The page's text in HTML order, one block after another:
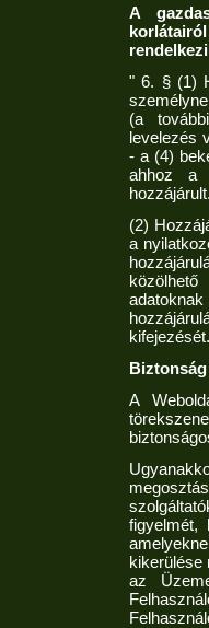
A
" 6. § (1)
(a
levelezés
- a (4)
ahhoz a
hozzájárult.
(2)
a
Biztonság
A
figyelmét,
kikerülése
az